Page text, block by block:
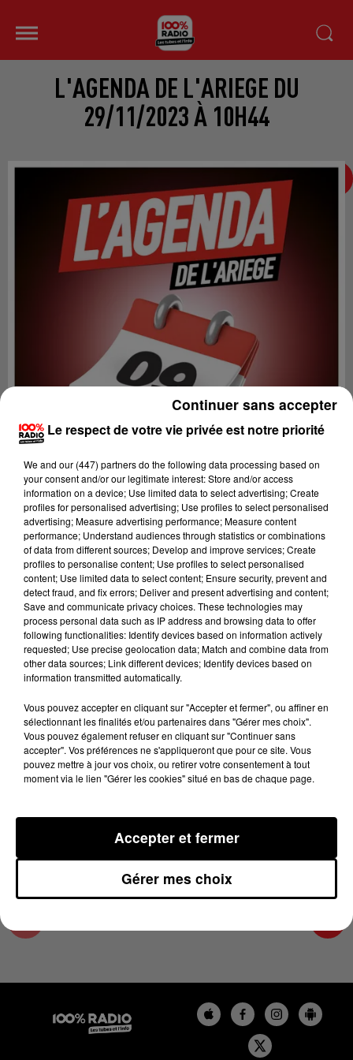
L'AGENDA DE L'ARIEGE DU
29/11/2023 À 10H44
Lecture (1 min 15 sec)
100%
100% Radio l'agenda de l'Ariege
29 novembre 2023 - 1 min 15 sec
L'AGENDA DE L'ARIEGE DU 29/11/2023 À
10H44
L'agenda de l'Ariege
Le respect de votre vie privée est notre priorité
We and our (447) partnersdo the following data processing based on
your consent and/or our legitimate interest: Store and/or access
information on a device; Use limited data to select advertising; Create
profiles for personalised advertising; Use profiles to select personalised
advertising; Measure advertising performance; Measure content
performance; Understand audiences through statistics or combinations
of data from different sources; Develop and improve services; Create
profiles to personalise content; Use profiles to select personalised
content; Use limited data to select content; Ensure security, prevent and
detect fraud, and fix errors; Deliver and present advertising and content;
Save and communicate privacy choices. These technologies may
process personal data such as IP address and browsing data to offer
following functionalities: Identify devices based on information actively
requested; Use precise geolocation data; Match and combine data from
other data sources; Link different devices; Identify devices based on
information transmitted automatically.
Vous pouvez accepter en cliquant sur "Accepter et fermer", ou affiner en
sélectionnant les finalités et/ou partenaires dans "Gérer mes choix".
Vous pouvez également refuser en cliquant sur "Continuer sans
accepter". Vos préférences ne s'appliqueront que pour ce site. Vous
pouvez mettre à jour vos choix, ou retirer votre consentement à tout
moment via le lien "Gérer les cookies" situé en bas de chaque page.
Gérer mes choix
Accepter et fermer
Continuer sans accepter